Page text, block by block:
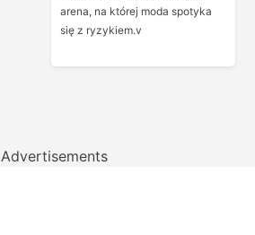
arena, na której moda spotyka
się z ryzykiem.v
Advertisements